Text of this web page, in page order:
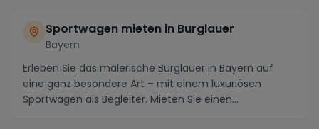
Sportwagen mieten in Burglauer
Bayern
Erleben Sie das malerische Burglauer in Bayern auf
eine ganz besondere Art – mit einem luxuriösen
Sportwagen als Begleiter. Mieten Sie einen